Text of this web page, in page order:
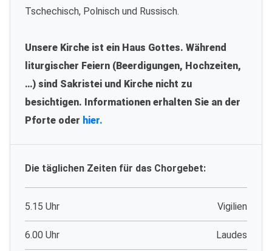
Tschechisch, Polnisch und Russisch.
Unsere Kirche ist ein Haus Gottes. Während
liturgischer Feiern (Beerdigungen, Hochzeiten,
…) sind Sakristei und Kirche nicht zu
besichtigen. Informationen erhalten Sie an der
Pforte oder hier.
Die täglichen Zeiten für das Chorgebet:
5.15 Uhr Vigilien
6.00 Uhr Laudes